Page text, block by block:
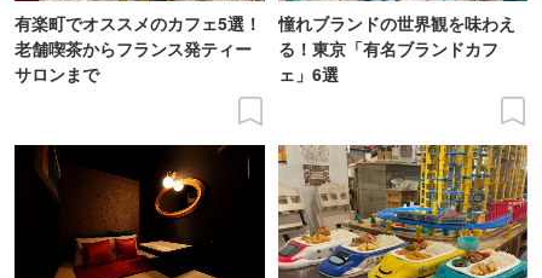
有楽町でオススメのカフェ5選！
老舗喫茶からフランス発ティー
サロンまで
憧れブランドの世界観を味わえ
る！東京「有名ブランドカフ
ェ」6選